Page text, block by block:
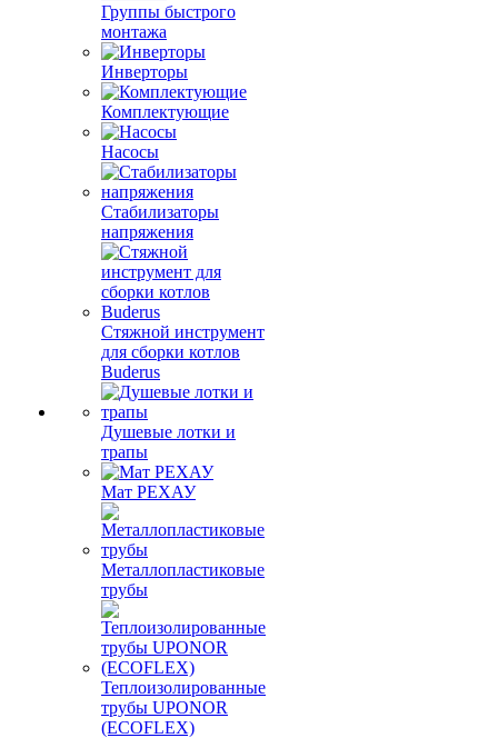
Группы быстрого
монтажа
Инверторы
Комплектующие
Насосы
Стабилизаторы
напряжения
Стяжной инструмент
для сборки котлов
Buderus
Душевые лотки и
трапы
Мат РЕХАУ
Металлопластиковые
трубы
Теплоизолированные
трубы UPONOR
(ECOFLEX)